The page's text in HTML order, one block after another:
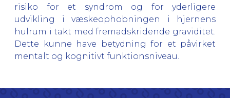
risiko for et syndrom og for yderligere
udvikling i væskeophobningen i hjernens
hulrum i takt med fremadskridende graviditet.
Dette kunne have betydning for et påvirket
mentalt og kognitivt funktionsniveau.